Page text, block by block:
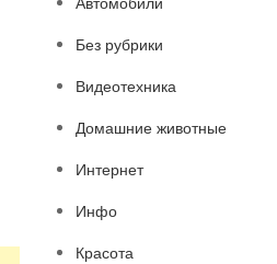
Без рубрики
Видеотехника
Домашние животные
Интернет
Инфо
Красота